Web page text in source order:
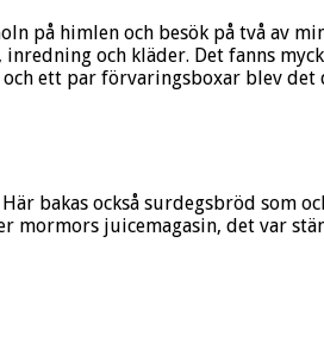
på himlen och besök på två av
och kläder. Det fanns
ett par förvaringsboxar blev det
bakas också surdegsbröd som
mormors juicemagasin, det var